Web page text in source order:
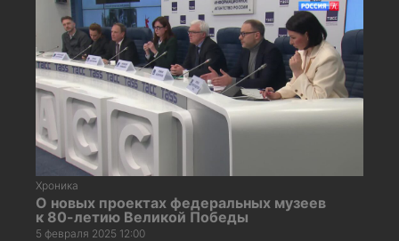
Хроника
О новых проектах федеральных музеев
к 80-летию Великой Победы
5 февраля 2025 12:00